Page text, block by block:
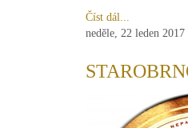
Číst dál...
neděle, 22 leden 2017